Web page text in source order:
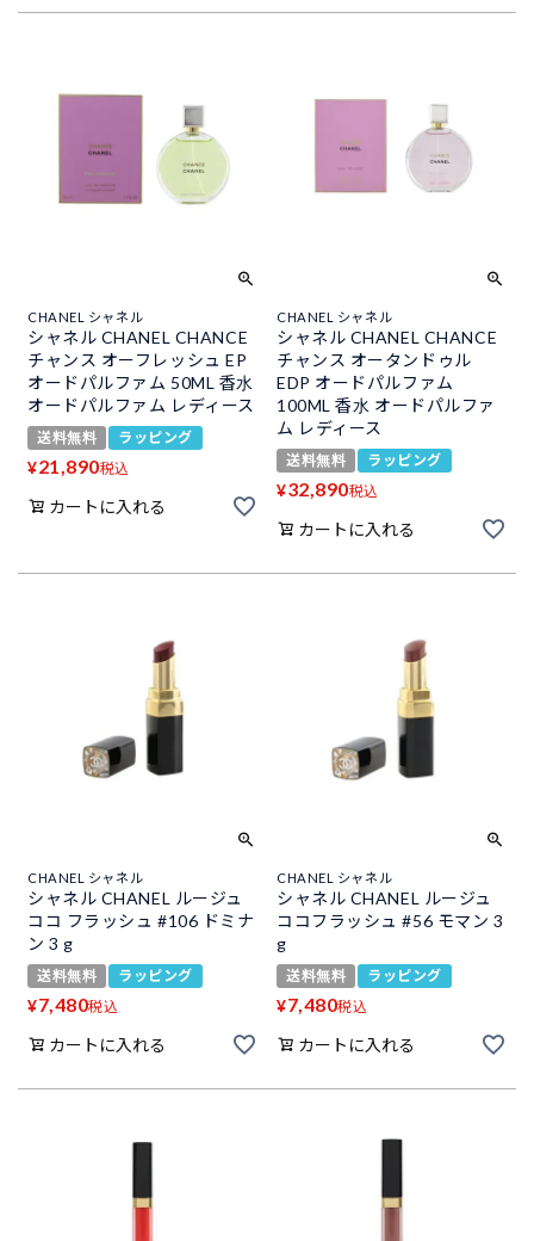
CHANEL シャネル
シャネル CHANEL CHANCE
チャンス オーフレッシュ EP
オードパルファム 50ML 香水
オードパルファム レディース
送料無料 ラッピング
¥21,890税込
カートに入れる
CHANEL シャネル
シャネル CHANEL CHANCE
チャンス オータンドゥル
EDP オードパルファム
100ML 香水 オードパルファ
ム レディース
送料無料 ラッピング
¥32,890税込
カートに入れる
CHANEL シャネル
シャネル CHANEL ルージュ
ココ フラッシュ #106 ドミナ
ン 3 g
送料無料 ラッピング
¥7,480税込
カートに入れる
CHANEL シャネル
シャネル CHANEL ルージュ
ココフラッシュ #56 モマン 3
g
送料無料 ラッピング
¥7,480税込
カートに入れる